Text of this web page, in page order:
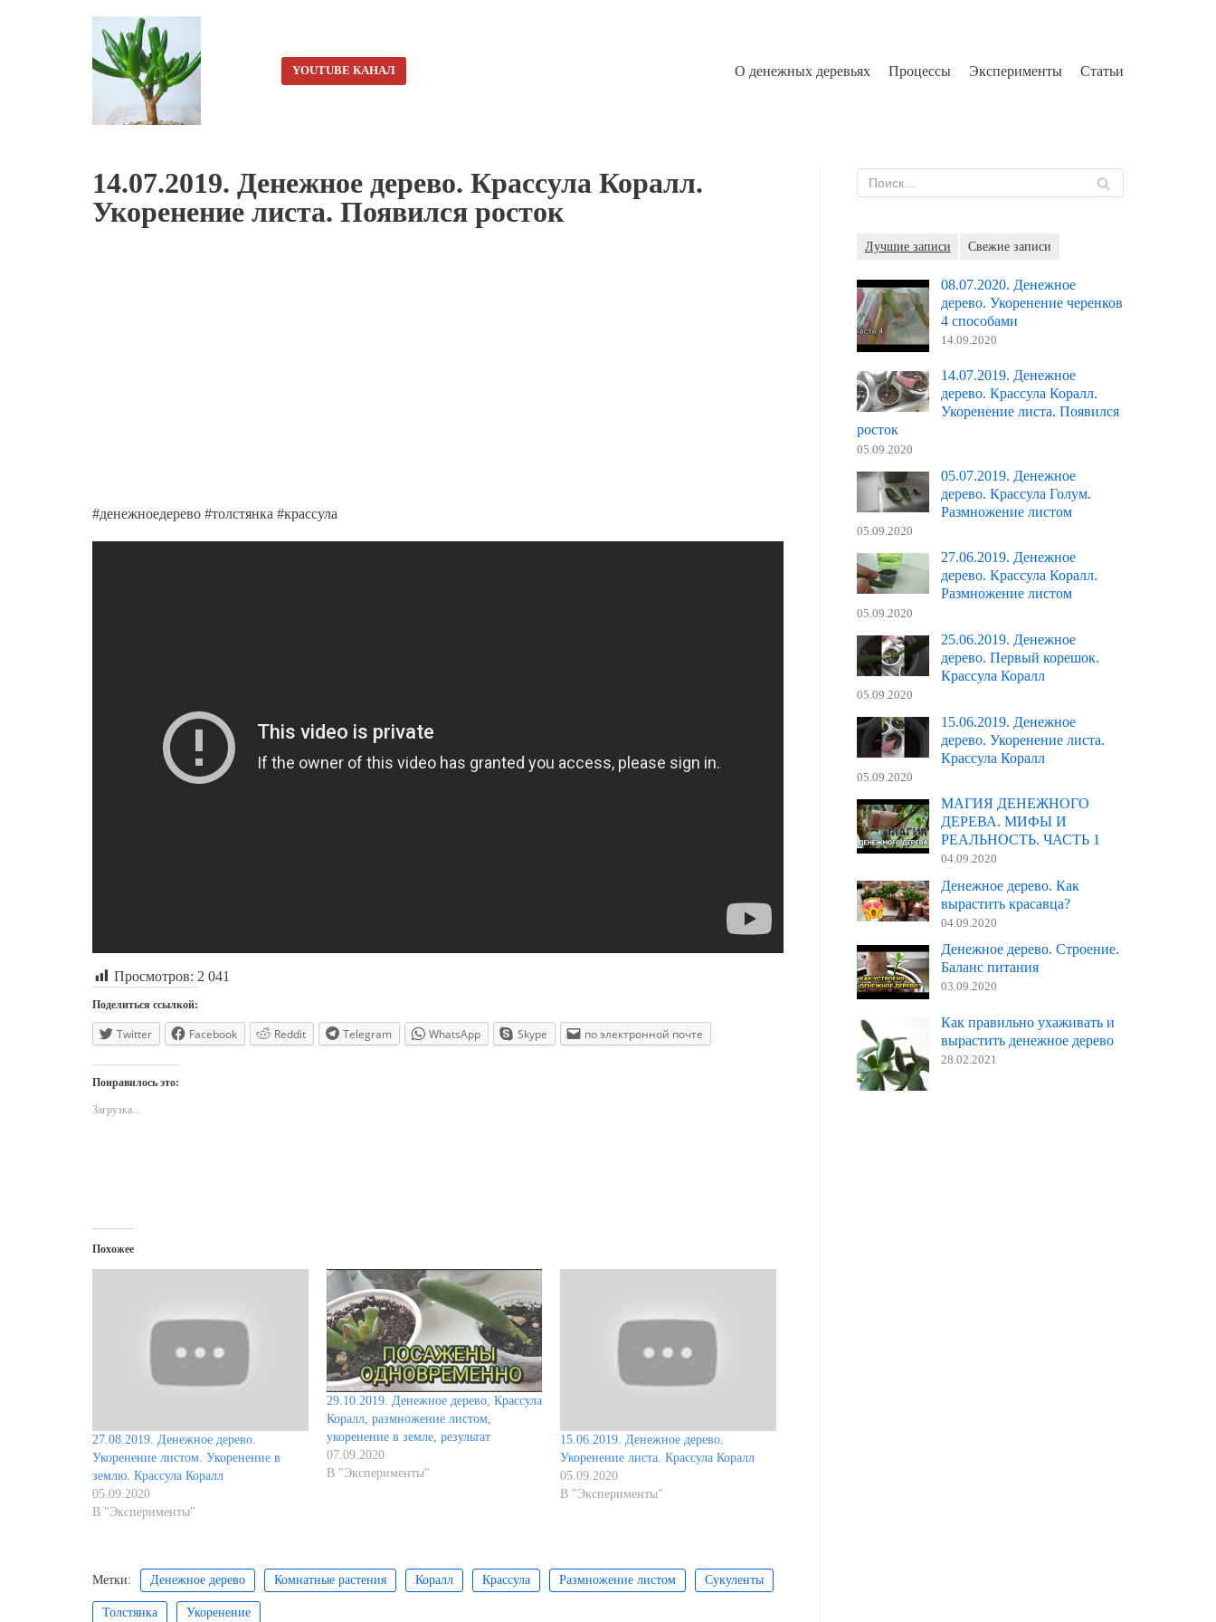
YOUTUBE КАНАЛ О денежных деревьях Процессы Эксперименты Статьи
14.07.2019. Денежное дерево. Крассула Коралл.
Укоренение листа. Появился росток
#денежноедерево #толстянка #крассула
Просмотров: 2 041
Поделиться ссылкой:
Twitter Facebook Reddit Telegram WhatsApp Skype по электронной почте
Понравилось это:
Загрузка...
Похожее
27.08.2019. Денежное дерево.
Укоренение листом. Укоренение в
землю. Крассула Коралл
05.09.2020
В "Эксперименты"
29.10.2019. Денежное дерево, Крассула
Коралл, размножение листом,
укоренение в земле, результат
07.09.2020
В "Эксперименты"
15.06.2019. Денежное дерево.
Укоренение листа. Крассула Коралл
05.09.2020
В "Эксперименты"
Метки: Денежное дерево Комнатные растения Коралл Крассула Размножение листом Сукуленты
Толстянка Укоренение
Лучшие записи Свежие записи
08.07.2020. Денежное
дерево. Укоренение черенков
4 способами
14.09.2020
14.07.2019. Денежное
дерево. Крассула Коралл.
Укоренение листа. Появился
росток
05.09.2020
05.07.2019. Денежное
дерево. Крассула Голум.
Размножение листом
05.09.2020
27.06.2019. Денежное
дерево. Крассула Коралл.
Размножение листом
05.09.2020
25.06.2019. Денежное
дерево. Первый корешок.
Крассула Коралл
05.09.2020
15.06.2019. Денежное
дерево. Укоренение листа.
Крассула Коралл
05.09.2020
МАГИЯ ДЕНЕЖНОГО
ДЕРЕВА. МИФЫ И
РЕАЛЬНОСТЬ. ЧАСТЬ 1
04.09.2020
Денежное дерево. Как
вырастить красавца?
04.09.2020
Денежное дерево. Строение.
Баланс питания
03.09.2020
Как правильно ухаживать и
вырастить денежное дерево
28.02.2021